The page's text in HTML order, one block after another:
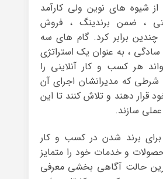
از شیوه های نوین ولی کارآمد
، ضمن برندینگ ، فروش
چندین برابر کرد. گام های سه
سادگی ، به عنوان یک استراتژی
هر کسب و کار آنلاینی را
که مدیرانشان اجرای آن
قرار دهند و تلاش کنند تا این
عملی سازند.
برای برند شدن در کسب و کار
و خدمات خود را متمایز
حالت آگاهی بخشی معرفی